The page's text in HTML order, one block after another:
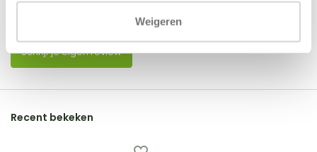
Weigeren
Er zijn nog geen reviews geschreven over dit product..
Schrijf je eigen review
Recent bekeken